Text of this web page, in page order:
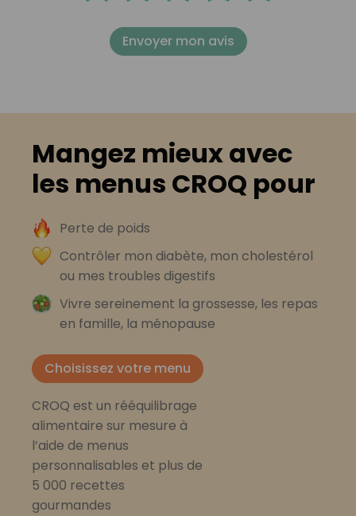
Envoyer mon avis
Mangez mieux avec
les menus CROQ pour
Perte de poids
Contrôler mon diabète, mon cholestérol
ou mes troubles digestifs
Vivre sereinement la grossesse, les repas
en famille, la ménopause
Choisissez votre menu
CROQ est un rééquilibrage
alimentaire sur mesure à
l’aide de menus
personnalisables et plus de
5 000 recettes
gourmandes